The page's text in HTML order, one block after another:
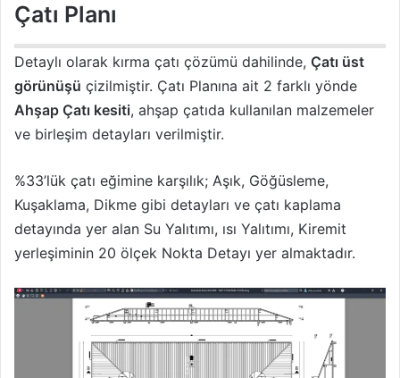
Çatı Planı
Detaylı olarak kırma çatı çözümü dahilinde, Çatı üst
görünüşü çizilmiştir. Çatı Planına ait 2 farklı yönde
Ahşap Çatı kesiti, ahşap çatıda kullanılan malzemeler
ve birleşim detayları verilmiştir.
%33’lük çatı eğimine karşılık; Aşık, Göğüsleme,
Kuşaklama, Dikme gibi detayları ve çatı kaplama
detayında yer alan Su Yalıtımı, ısı Yalıtımı, Kiremit
yerleşiminin 20 ölçek Nokta Detayı yer almaktadır.